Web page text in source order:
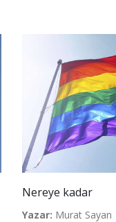
Nereye kadar
Yazar: Murat Sayan